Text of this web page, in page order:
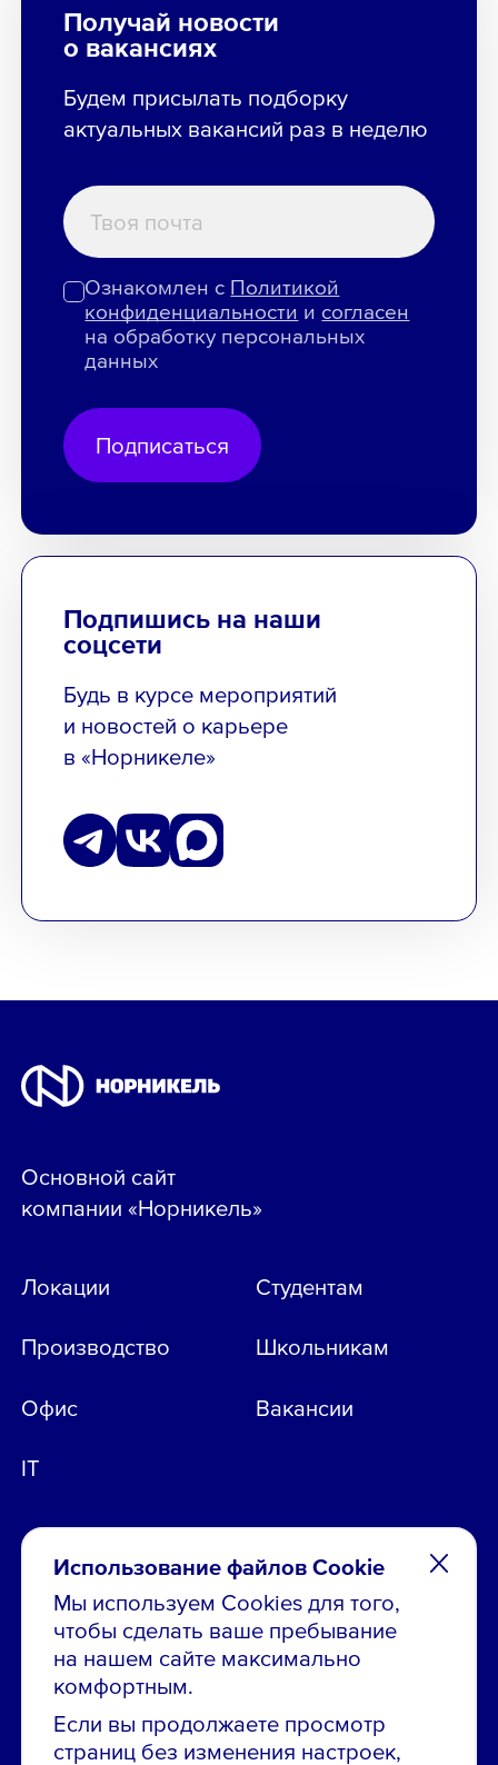
Использование файлов Cookie
Мы используем Cookies для того,
чтобы сделать ваше пребывание
на нашем сайте максимально
комфортным.
Если вы продолжаете просмотр
страниц без изменения настроек,
Получай новости
о вакансиях
Будем присылать подборку
актуальных вакансий раз в неделю
Ознакомлен с Политикой
конфиденциальности и согласен
на обработку персональных
данных
Подписаться
Подпишись на наши
соцсети
Будь в курсе мероприятий
и новостей о карьере
в «Норникеле»
Остались вопросы по вакансиям?
Звони в контакт-центр:
8 800 700-19-43
Основной сайт
компании «Норникель»
Локации
Производство
Офис
IT
Студентам
Школьникам
Вакансии